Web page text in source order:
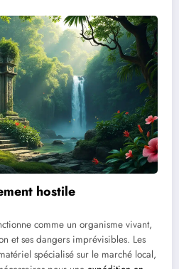
hostile
comme un organisme vivant,
et ses dangers imprévisibles. Les
spécialisé sur le marché local,